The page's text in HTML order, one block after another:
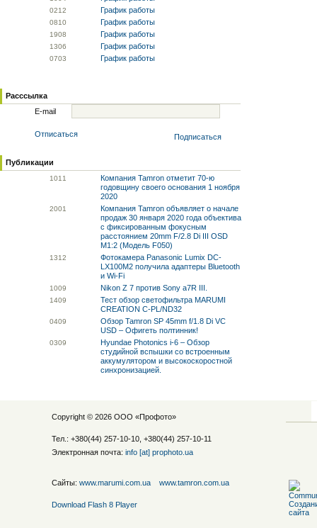
0212 График работы
0810 График работы
1908 График работы
1306 График работы
0703 График работы
Расссылка
E-mail
Отписаться Подписаться
Публикации
1011
Компания Tamron отметит 70-ю
годовщину своего основания 1 ноября
2020
2001
Компания Tamron объявляет о начале
продаж 30 января 2020 года объектива
с фиксированным фокусным
расстоянием 20mm F/2.8 Di III OSD
M1:2 (Модель F050)
1312
Фотокамера Panasonic Lumix DC-
LX100M2 получила адаптеры Bluetooth
и Wi-Fi
1009 Nikon Z 7 против Sony a7R III.
1409
Тест обзор светофильтра MARUMI
CREATION C-PL/ND32
0409
Обзор Tamron SP 45mm f/1.8 Di VC
USD – Офигеть полтинник!
0309
Hyundae Photonics i-6 – Обзор
студийной вспышки со встроенным
аккумулятором и высокоскоростной
синхронизацией.
Copyright © 2026 ООО «Профото»
Тел.: +380(44) 257-10-10, +380(44) 257-10-11
Электронная почта: info [at] prophoto.ua
Сайты: www.marumi.com.ua www.tamron.com.ua
Download Flash 8 Player